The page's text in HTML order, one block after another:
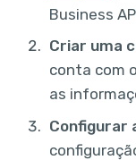
Business
Criar uma
conta com
as
Configurar